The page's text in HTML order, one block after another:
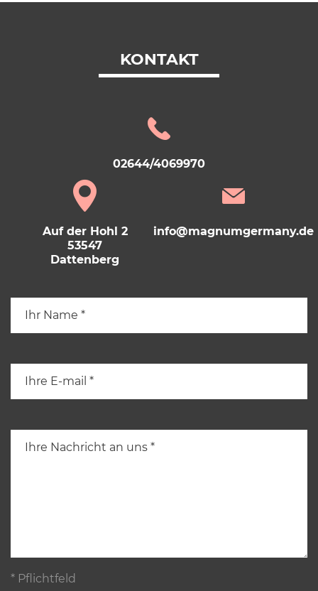
KONTAKT
02644/4069970
Auf der Hohl 2
53547
Dattenberg
info@magnumgermany.de
* Pflichtfeld